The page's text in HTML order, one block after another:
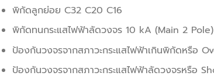
พิกัดลูกย่อย C32 C20 C16
พิกัดทนกระแสไฟฟ้าลัดวงจร 10 kA (Main 2
ป้องกันวงจรจากสภาวะกระแสไฟฟ้าเกินพิกัดหรือ
ป้องกันวงจรจากสภาวะกระแสไฟฟ้าลัดวงจรหรือ